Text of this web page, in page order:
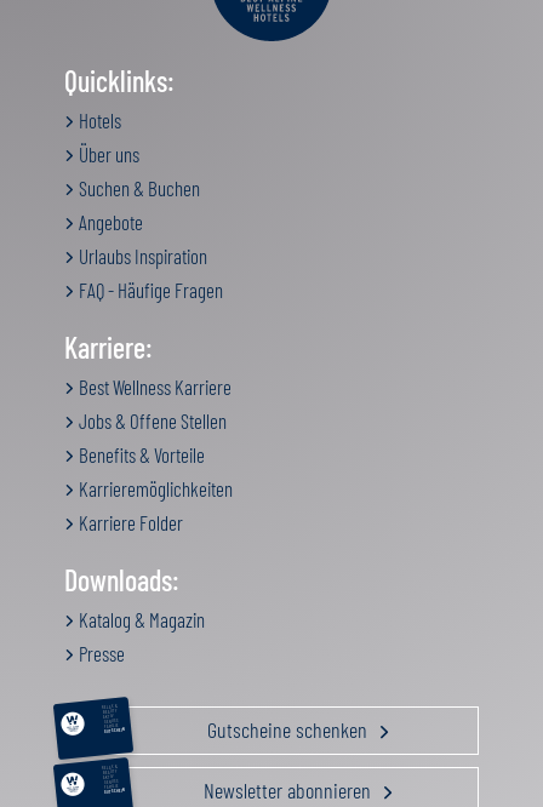
Quicklinks:
Hotels
Über uns
Suchen & Buchen
Angebote
Urlaubs Inspiration
FAQ - Häufige Fragen
Karriere:
Best Wellness Karriere
Jobs & Offene Stellen
Benefits & Vorteile
Karrieremöglichkeiten
Karriere Folder
Downloads:
Katalog & Magazin
Presse
RELAX &
BEAUTY
AKTIV
GENUSS
FAMILIE
GUTSCHEIN Gutscheine schenken
RELAX &
BEAUTY
AKTIV
GENUSS
FAMILIE
GUTSCHEIN Newsletter abonnieren